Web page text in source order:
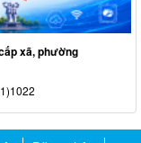
xã, phường